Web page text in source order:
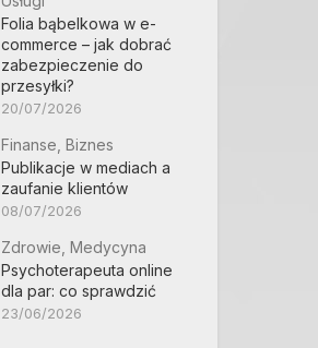
Folia bąbelkowa w e-
commerce – jak dobrać
zabezpieczenie do
przesyłki?
20/07/2026
Finanse, Biznes
Publikacje w mediach a
zaufanie klientów
08/07/2026
Zdrowie, Medycyna
Psychoterapeuta online
dla par: co sprawdzić
23/06/2026